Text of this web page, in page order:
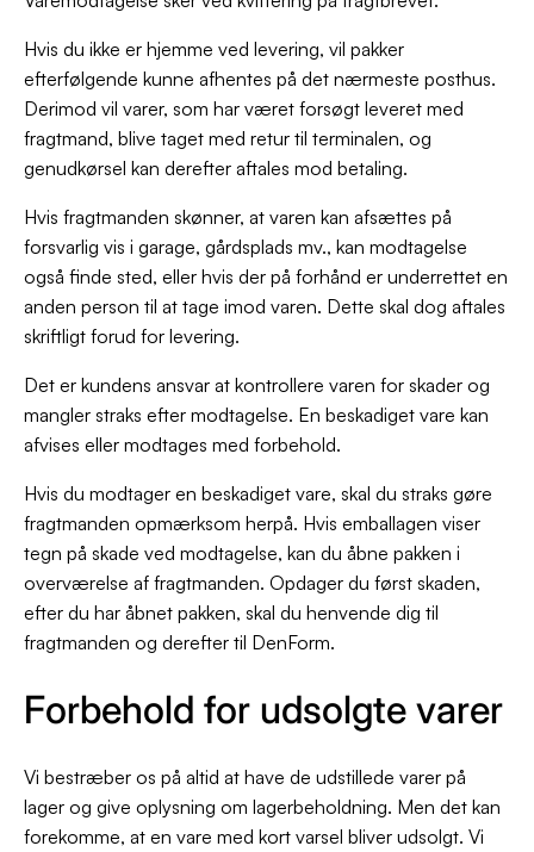
Hvis du ikke er hjemme ved levering, vil pakker
efterfølgende kunne afhentes på det nærmeste posthus.
Derimod vil varer, som har været forsøgt leveret med
fragtmand, blive taget med retur til terminalen, og
genudkørsel kan derefter aftales mod betaling.
Hvis fragtmanden skønner, at varen kan afsættes på
forsvarlig vis i garage, gårdsplads mv., kan modtagelse
også finde sted, eller hvis der på forhånd er underrettet en
anden person til at tage imod varen. Dette skal dog aftales
skriftligt forud for levering.
Det er kundens ansvar at kontrollere varen for skader og
mangler straks efter modtagelse. En beskadiget vare kan
afvises eller modtages med forbehold.
Hvis du modtager en beskadiget vare, skal du straks gøre
fragtmanden opmærksom herpå. Hvis emballagen viser
tegn på skade ved modtagelse, kan du åbne pakken i
overværelse af fragtmanden. Opdager du først skaden,
efter du har åbnet pakken, skal du henvende dig til
fragtmanden og derefter til DenForm.
Forbehold for udsolgte varer
Vi bestræber os på altid at have de udstillede varer på
lager og give oplysning om lagerbeholdning. Men det kan
forekomme, at en vare med kort varsel bliver udsolgt. Vi